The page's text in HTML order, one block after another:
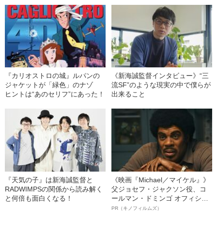
『カリオストロの城』ルパンの
ジャケットが「緑色」のナゾ
ヒントは“あのセリフ”にあった！
《新海誠監督インタビュー》“三
流SF”のような現実の中で僕らが
出来ること
『天気の子』は新海誠監督と
RADWIMPSの関係から読み解く
と何倍も面白くなる！
《映画『Michael／マイケル』》
父ジョセフ・ジャクソン役、コ
ールマン・ドミンゴ オフィシャ
ルインタビュー“観客を魅了した
PR（キノフィルムズ）